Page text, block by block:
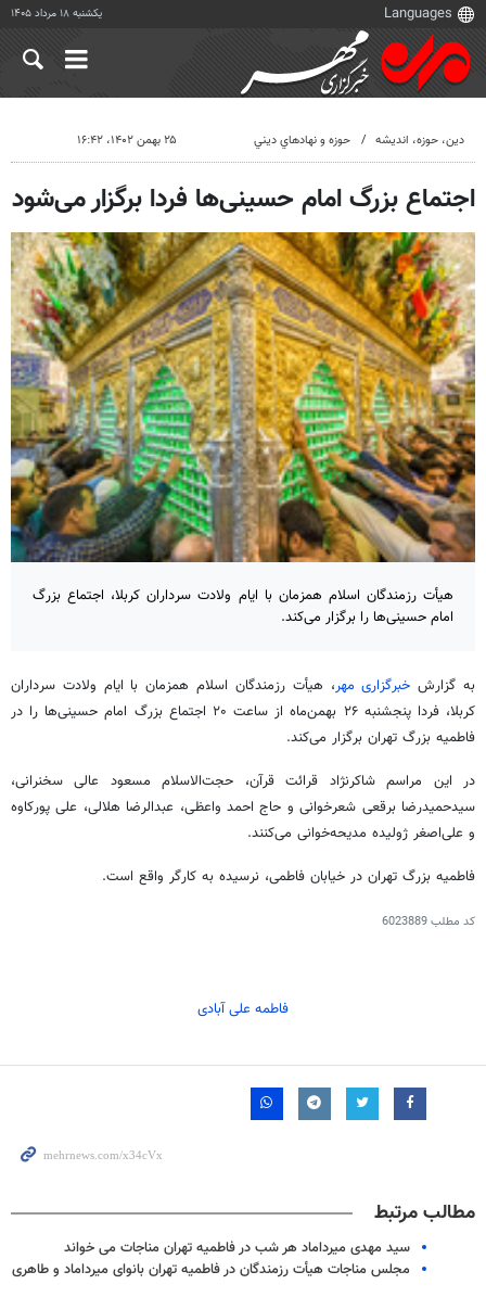
یکشنبه ۱۸ مرداد ۱۴۰۵
دين، حوزه، انديشه حوزه و نهادهاي ديني ۲۵ بهمن ۱۴۰۲، ۱۶:۴۲
اجتماع بزرگ امام حسینی‌ها فردا برگزار می‌شود
هیأت رزمندگان اسلام همزمان با ایام ولادت سرداران کربلا، اجتماع بزرگ
امام حسینی‌ها را برگزار می‌کند.
به گزارشخبرگزاری مهر، هیأت رزمندگان اسلام همزمان با ایام ولادت سرداران
کربلا، فردا پنجشنبه ۲۶ بهمن‌ماه از ساعت ۲۰ اجتماع بزرگ امام حسینی‌ها را در
فاطمیه بزرگ تهران برگزار می‌کند.
در این مراسمشاکرنژاد قرائت قرآن، حجت‌الاسلام مسعود عالی سخنرانی،
سیدحمیدرضا برقعی شعرخوانی و حاج احمد واعظی، عبدالرضا هلالی، علی پورکاوه
و علی‌اصغر ژولیده مدیحه‌خوانی می‌کنند.
فاطمیه بزرگ تهران در خیابان فاطمی، نرسیده به کارگر واقع است.
کد مطلب6023889
فاطمه علی آبادی
مطالب مرتبط
سید مهدی میرداماد هر شب در فاطمیه تهران مناجات می خواند
مجلس مناجات هیأت رزمندگان در فاطمیه تهران بانوای میرداماد و طاهری